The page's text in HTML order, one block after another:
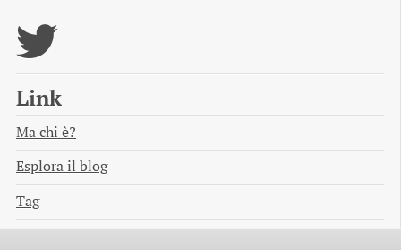
Link
Ma chi è?
Esplora il blog
Tag